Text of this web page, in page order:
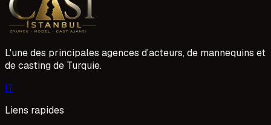
almak için ilk adımı atın. Başvurunuzu dikkatle
değerlendirir, size uygun fırsatları sunarız.
L'une des principales agences d'acteurs, de mannequins et
de casting de Turquie.
IT
Liens rapides